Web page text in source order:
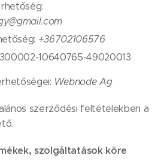
+36702106576
10640765-49020013
Webnode Ag
szerződési feltételekben a
szolgáltatások köre